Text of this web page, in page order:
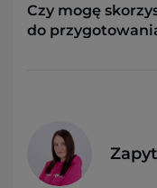
Czy mogę
do